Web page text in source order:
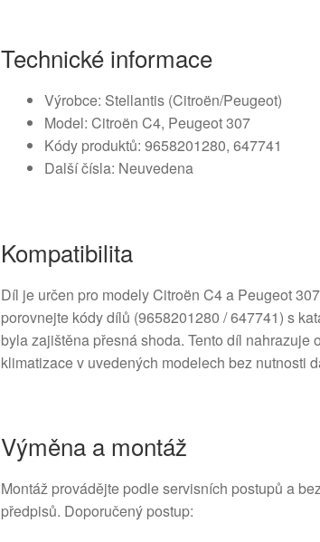
Technické informace
Výrobce: Stellantis (Citroën/Peugeot)
Model: Citroën C4, Peugeot 307
Kódy produktů: 9658201280, 647741
Další čísla: Neuvedena
Kompatibilita
Díl je určen pro modely Citroën C4 a Peugeot
porovnejte kódy dílů (9658201280 / 647741) s
byla zajištěna přesná shoda. Tento díl nahrazuje
klimatizace v uvedených modelech bez nutnosti
Výměna a montáž
Montáž provádějte podle servisních postupů a
předpisů. Doporučený postup: